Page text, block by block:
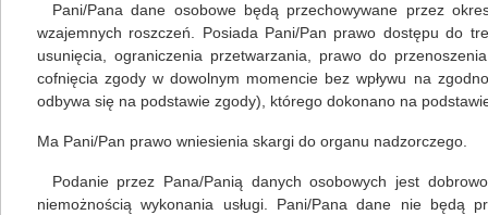
tegorocznej edycji konkursu, który odbył się w
Szalejowie Górnym udział wzięło 75 osób w trzech
kategoriach wiekowych \w roku ubiegłym 37\ .
Uczestnicy przyjechali z miasta i gminy Kłodzko, gm
czytaj więcej...
Listopadowa zaczytana sobota
Pani/Pana dane osobowe będą przechowywane przez
wzajemnych roszczeń. Posiada Pani/Pan prawo dostępu do
usunięcia, ograniczenia przetwarzania, prawo do
cofnięcia zgody w dowolnym momencie bez wpływu na
odbywa się na podstawie zgody), którego dokonano na
Ma Pani/Pan prawo wniesienia skargi do organu nadzorczego.
Podanie przez Pana/Panią danych osobowych jest
niemożnością wykonania usługi. Pani/Pana dane nie będą